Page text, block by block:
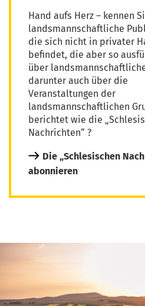
Hand aufs Herz – kennen
landsmannschaftliche
die sich nicht in privater
befindet, die aber so
über
darunter auch über die
Veranstaltungen der
landsmannschaftlichen
berichtet wie die
Nachrichten“ ?
Die „Schlesischen
abonnieren